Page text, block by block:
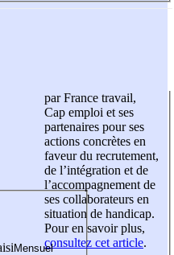
par France travail,
Cap emploi et ses
partenaires pour ses
actions concrètes en
faveur du recrutement,
de l’intégration et de
l’accompagnement de
ses collaborateurs en
situation de handicap.
Pour en savoir plus,
consultez cet article.